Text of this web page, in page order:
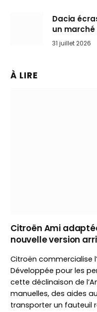
Dacia
un marché
31 juillet 2026
À LIRE
Citroën Ami
nouvelle version
Citroën commercialise
Développée pour les
cette déclinaison de
manuelles, des aides
transporter un fauteuil